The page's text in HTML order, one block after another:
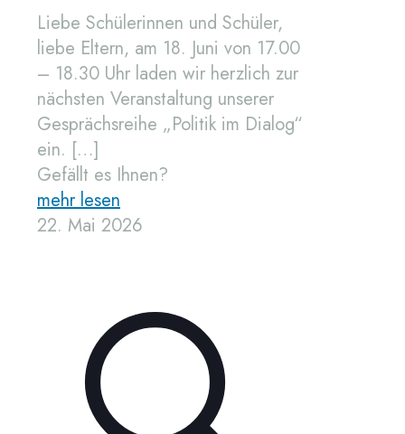
Liebe Schülerinnen und Schüler,
liebe Eltern, am 18. Juni von 17.00
– 18.30 Uhr laden wir herzlich zur
nächsten Veranstaltung unserer
Gesprächsreihe „Politik im Dialog“
ein. […]
Gefällt es Ihnen?
mehr lesen
22. Mai 2026